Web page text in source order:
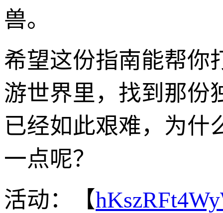
兽。
希望这份指南能帮你
游世界里，找到那份
已经如此艰难，为什
一点呢？
活动：【